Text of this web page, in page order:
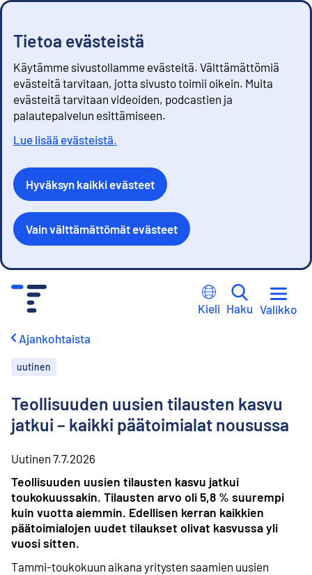
Tietoa evästeistä
Käytämme sivustollamme evästeitä. Välttämättömiä
evästeitä tarvitaan, jotta sivusto toimii oikein. Muita
evästeitä tarvitaan videoiden, podcastien ja
palautepalvelun esittämiseen.
Lue lisää evästeistä.
Hyväksyn kaikki evästeet
Vain välttämättömät evästeet
Kieli Haku Valikko
Ajankohtaista
uutinen
Teollisuuden uusien tilausten kasvu
jatkui – kaikki päätoimialat nousussa
Uutinen 7.7.2026
Teollisuuden uusien tilausten kasvu jatkui
toukokuussakin. Tilausten arvo oli 5,8 % suurempi
kuin vuotta aiemmin. Edellisen kerran kaikkien
päätoimialojen uudet tilaukset olivat kasvussa yli
vuosi sitten.
Tammi-toukokuun aikana yritysten saamien uusien